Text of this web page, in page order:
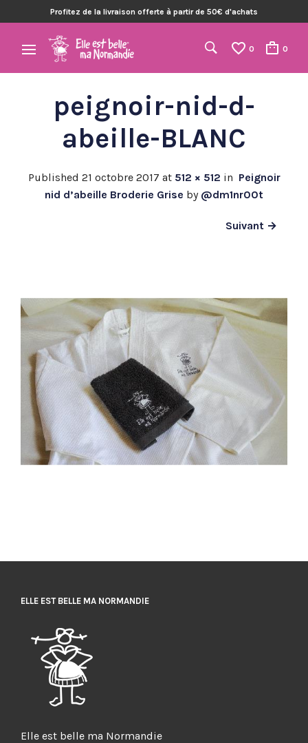
Profitez de la livraison offerte à partir de 50€ d'achats
0 0
peignoir-nid-d-
abeille-BLANC
Published 21 octobre 2017 at 512 × 512 in Peignoir
nid d’abeille Broderie Grise by @dm1nr00t
Suivant →
ELLE EST BELLE MA NORMANDIE
Elle est belle ma Normandie